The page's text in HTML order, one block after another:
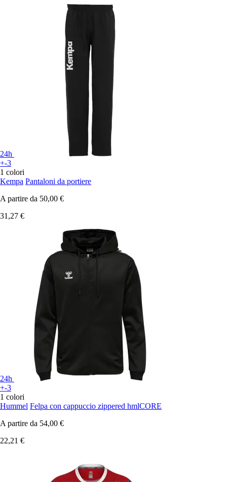
24h
+-3
1 colori
Kempa Pantaloni da portiere
A partire da 50,00 €
31,27 €
24h
+-3
1 colori
Hummel Felpa con cappuccio zippered hmlCORE
A partire da 54,00 €
22,21 €